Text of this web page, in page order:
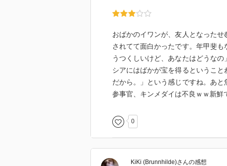
す。
の「食べ歩き」描写のリアルさった
それだけじゃなくて、賢い小馬が
かったり寝過ごしたりして失敗す
なっているのでは。
とは云え、そんなイワンがよちよち
法が超カッコ良くて、娘がもう少
その時にはタイトル変わっちゃっ
おばかのイワンが、友人となった
されてて面白かったです。年甲斐
うつくしいけど、あなたはどうな
シアにはばかが宝を得るというこ
だから。」という感じですね。あ
参事官、キンメダイは不良ｗｗ新鮮
0
KiKi (Brunnhilde)さんの感想